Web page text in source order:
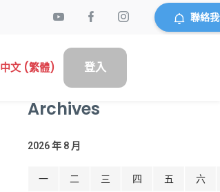
聯絡
中文 (繁體) 登入
Archives
2026 年 8 月
一 二 三 四 五 六